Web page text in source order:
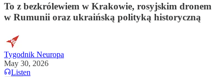
To z bezkrólewiem w Krakowie, rosyjskim dronem
w Rumunii oraz ukraińską polityką historyczną
Tygodnik Neuropa
May 30, 2026
Listen